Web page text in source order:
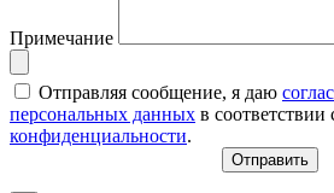
Примечание
Отправляя сообщение, я даю
персональных данных в соответствии
конфиденциальности.